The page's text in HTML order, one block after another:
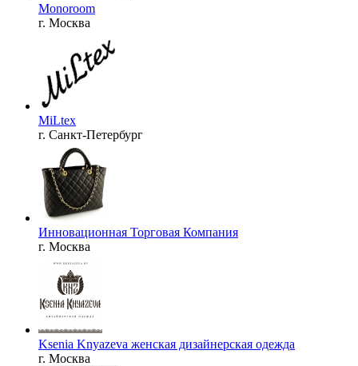
Monoroom
г. Москва
MiLtex
г. Санкт-Петербург
Инновационная Торговая Компания
г. Москва
Ksenia Knyazeva женская дизайнерская одежда
г. Москва